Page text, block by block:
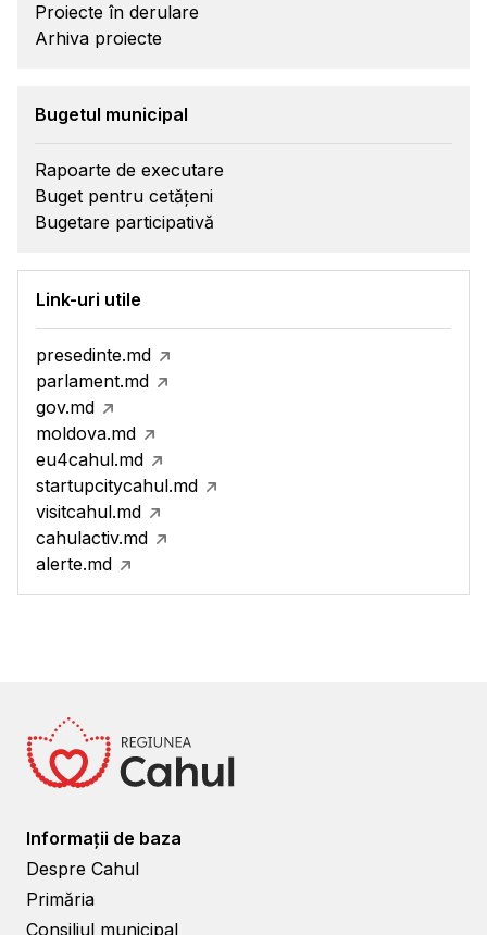
Proiecte în derulare
Arhiva proiecte
Bugetul municipal
Rapoarte de executare
Buget pentru cetățeni
Bugetare participativă
Link-uri utile
presedinte.md
parlament.md
gov.md
moldova.md
eu4cahul.md
startupcitycahul.md
visitcahul.md
cahulactiv.md
alerte.md
Informații de baza
Despre Cahul
Primăria
Consiliul municipal